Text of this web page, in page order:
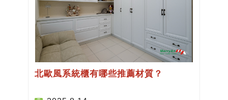
北歐風系統櫃有哪些推薦材質？